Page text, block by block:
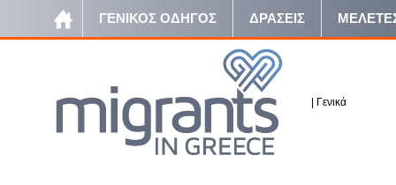
ΓΕΝΙΚΟΣ ΟΔΗΓΟΣ ΔΡΑΣΕΙΣ
Γενικά